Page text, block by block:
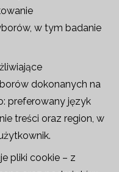
w tym badanie
dokonanych na
preferowany język
treści oraz region, w
pliki cookie – z